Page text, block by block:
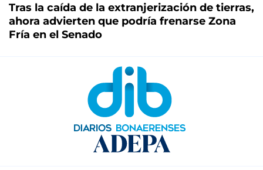
Tras la caída de la extranjerización de tierras,
ahora advierten que podría frenarse Zona
Fría en el Senado